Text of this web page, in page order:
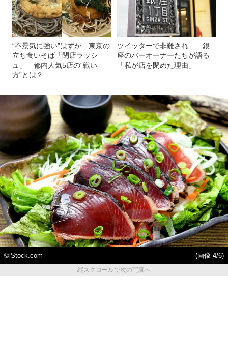
“不景気に強い”はずが…東京の
立ち食いそば「閉店ラッシ
ュ」 都内人気5店の“戦い
方”とは？
ツイッターで非難され……銀
座のバーオーナーたちが語る
「私が店を閉めた理由」
©️iStock.com
(画像 4/6)
縦スクロールで次の写真へ